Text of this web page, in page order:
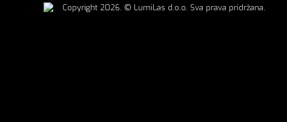
Copyright 2026. © LumiLas d.o.o. Sva prava pridržana.